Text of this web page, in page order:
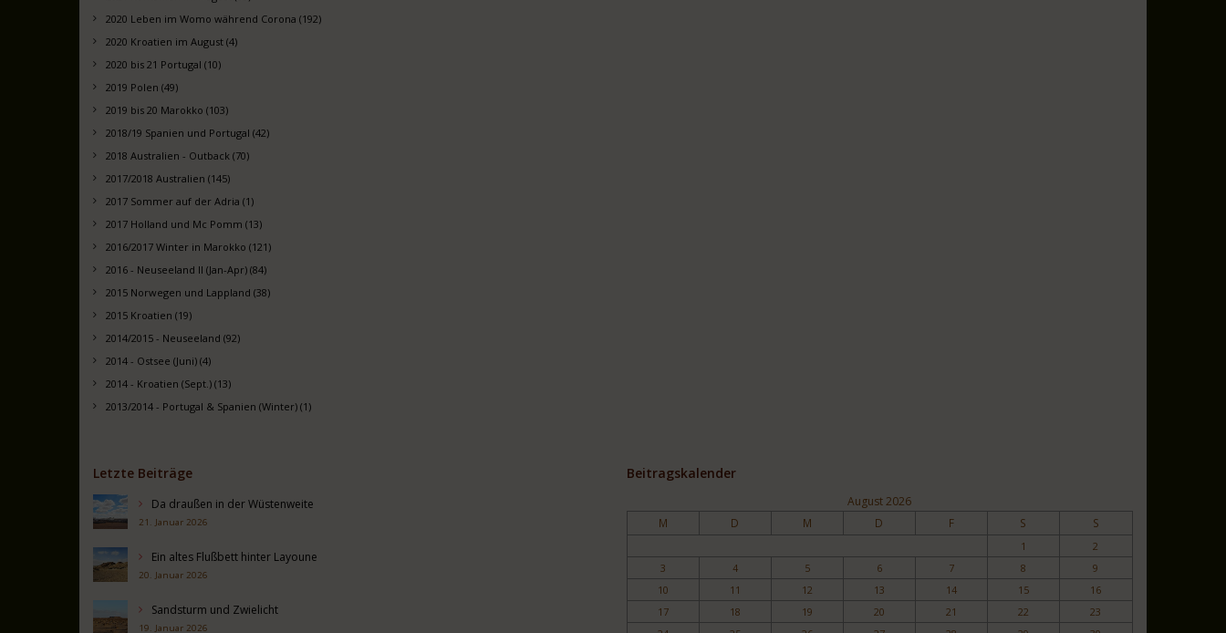
2020 Leben im Womo während Corona (192)
2020 Kroatien im August (4)
2020 bis 21 Portugal (10)
2019 Polen (49)
2019 bis 20 Marokko (103)
2018/19 Spanien und Portugal (42)
2018 Australien - Outback (70)
2017/2018 Australien (145)
2017 Sommer auf der Adria (1)
2017 Holland und Mc Pomm (13)
2016/2017 Winter in Marokko (121)
2016 - Neuseeland II (Jan-Apr) (84)
2015 Norwegen und Lappland (38)
2015 Kroatien (19)
2014/2015 - Neuseeland (92)
2014 - Ostsee (Juni) (4)
2014 - Kroatien (Sept.) (13)
2013/2014 - Portugal & Spanien (Winter) (1)
Letzte Beiträge
Da draußen in der Wüstenweite
21. Januar 2026
Ein altes Flußbett hinter Layoune
20. Januar 2026
Sandsturm und Zwielicht
19. Januar 2026
Beitragskalender
August 2026
M D M D F S S
1
2
3
4 5 6 7 8
9
10
11 12 13 14 15
16
17
18 19 20 21 22
23